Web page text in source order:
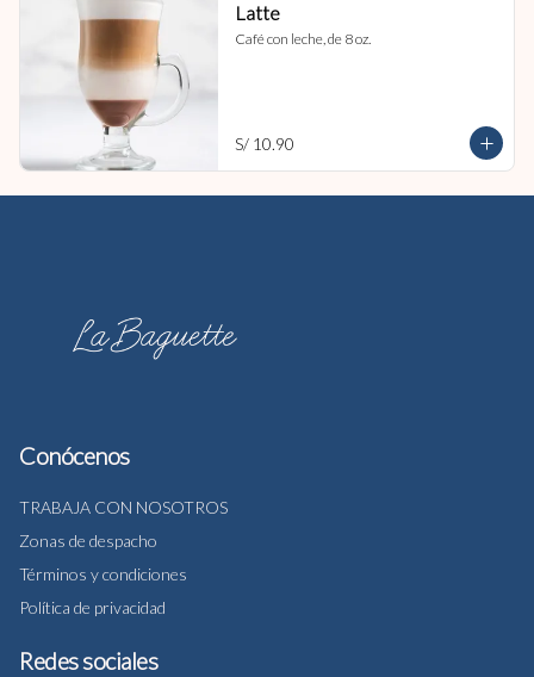
Latte
Café con leche, de 8 oz.
S/ 10.90
Conócenos
TRABAJA CON NOSOTROS
Zonas de despacho
Términos y condiciones
Política de privacidad
Redes sociales